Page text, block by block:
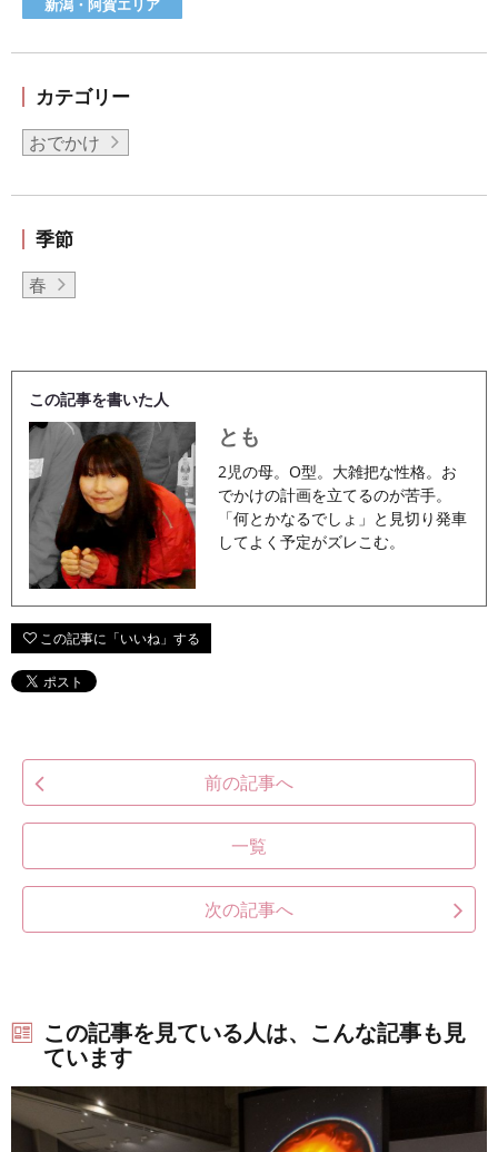
新潟・阿賀エリア
カテゴリー
おでかけ
季節
春
この記事を書いた人
とも
2児の母。O型。大雑把な性格。お
でかけの計画を立てるのが苦手。
「何とかなるでしょ」と見切り発車
してよく予定がズレこむ。
前の記事へ
一覧
次の記事へ
この記事を見ている人は、こんな記事も見
ています